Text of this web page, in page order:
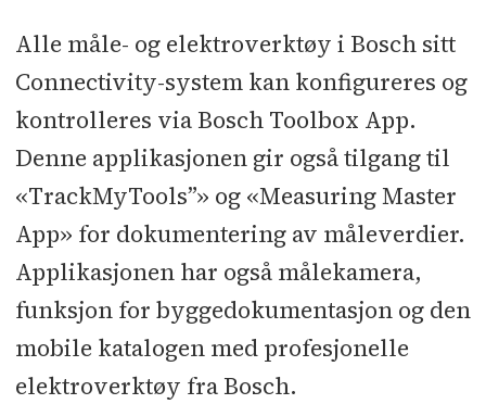
Alle måle- og elektroverktøy i Bosch sitt
Connectivity-system kan konfigureres og
kontrolleres via Bosch Toolbox App.
Denne applikasjonen gir også tilgang til
«TrackMyTools”» og «Measuring Master
App» for dokumentering av måleverdier.
Applikasjonen har også målekamera,
funksjon for byggedokumentasjon og den
mobile katalogen med profesjonelle
elektroverktøy fra Bosch.